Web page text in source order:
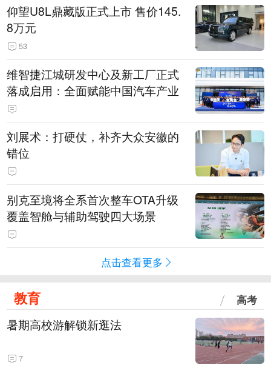
仰望U8L鼎藏版正式上市 售价145.
8万元
53
维智捷江城研发中心及新工厂正式
落成启用：全面赋能中国汽车产业
刘展术：打硬仗，补齐大众安徽的
错位
别克至境将全系首次整车OTA升级
覆盖智舱与辅助驾驶四大场景
点击查看更多
教育 高考
暑期高校游解锁新逛法
7